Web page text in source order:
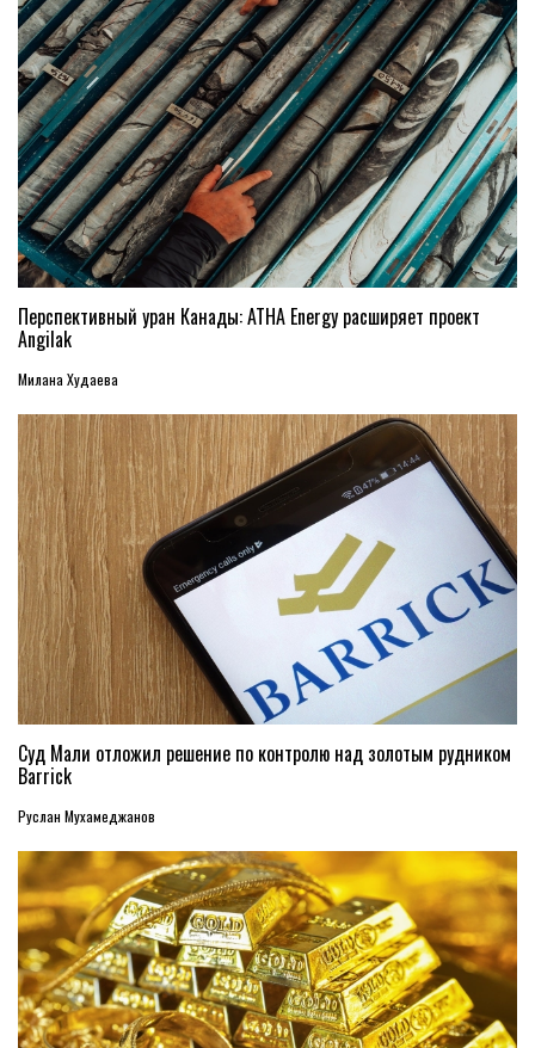
Перспективный уран Канады: ATHA Energy расширяет проект
Angilak
Милана Худаева
Суд Мали отложил решение по контролю над золотым рудником
Barrick
Руслан Мухамеджанов